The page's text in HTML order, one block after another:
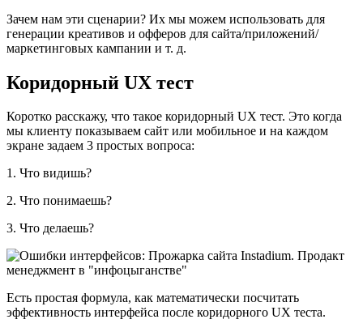
Зачем нам эти сценарии? Их мы можем использовать для
генерации креативов и офферов для сайта/приложений/
маркетинговых кампании и т. д.
Коридорный UX тест
Коротко расскажу, что такое коридорный UX тест. Это когда
мы клиенту показываем сайт или мобильное и на каждом
экране задаем 3 простых вопроса:
1. Что видишь?
2. Что понимаешь?
3. Что делаешь?
Есть простая формула, как математически посчитать
эффективность интерфейса после коридорного UX теста.